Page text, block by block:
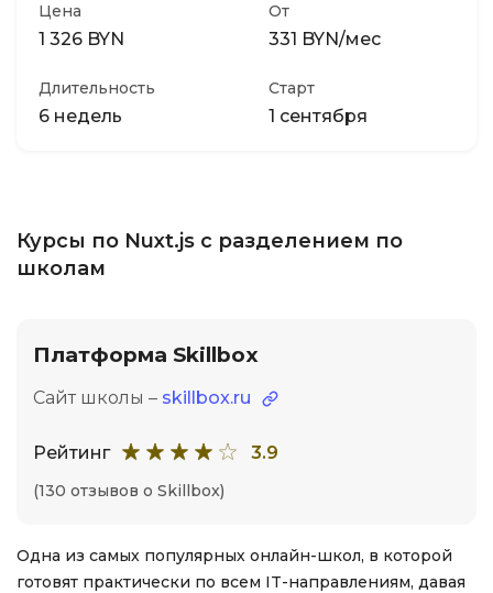
Цена
1 326 BYN
От
331 BYN/мес
Длительность
6 недель
Старт
1 сентября
Курсы по Nuxt.js с разделением по
школам
Платформа Skillbox
Сайт школы – skillbox.ru
Рейтинг 3.9
(130 отзывов о Skillbox)
Одна из самых популярных онлайн-школ, в которой
готовят практически по всем IT-направлениям, давая